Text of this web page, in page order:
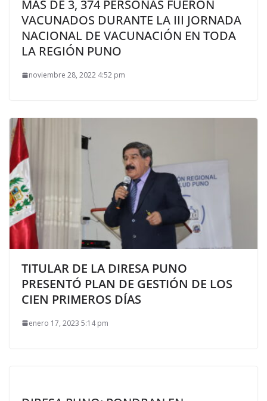
MÁS DE 3, 374 PERSONAS FUERON
VACUNADOS DURANTE LA III JORNADA
NACIONAL DE VACUNACIÓN EN TODA
LA REGIÓN PUNO
noviembre 28, 2022 4:52 pm
TITULAR DE LA DIRESA PUNO
PRESENTÓ PLAN DE GESTIÓN DE LOS
CIEN PRIMEROS DÍAS
enero 17, 2023 5:14 pm